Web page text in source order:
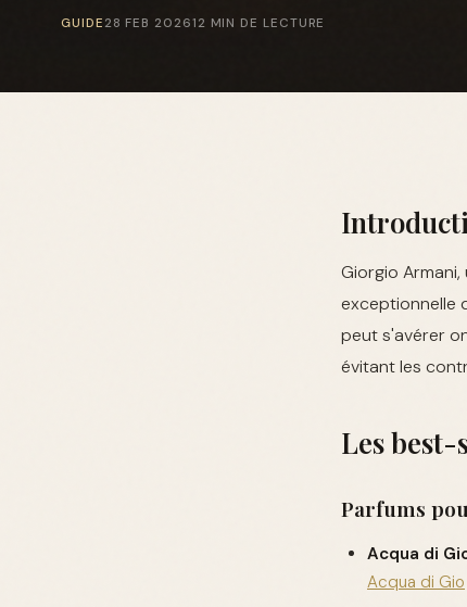
GUIDE 28 FEB 202612 MIN DE LECTURE
Giorgio
exceptionnelle
peut s'avérer
évitant les
Les
Parfums
Acqua di
Acqua di Gio